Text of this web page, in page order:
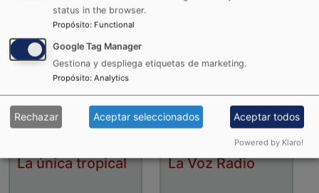
La única tropical La Voz Radio
status in the browser.
Propósito: Functional
Google Tag Manager
Gestiona y despliega etiquetas de marketing.
Propósito: Analytics
Rechazar Aceptar seleccionados Aceptar todos
Powered by Klaro!